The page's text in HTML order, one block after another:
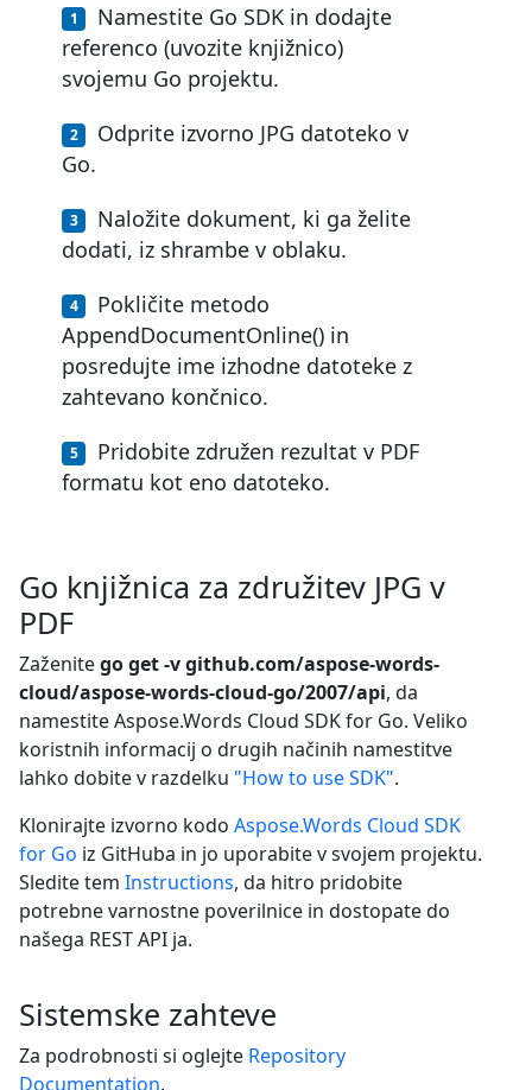
Namestite Go SDK in dodajte
referenco (uvozite knjižnico)
svojemu Go projektu.
Odprite izvorno JPG datoteko v
Go.
Naložite dokument, ki ga želite
dodati, iz shrambe v oblaku.
Pokličite metodo
AppendDocumentOnline() in
posredujte ime izhodne datoteke z
zahtevano končnico.
Pridobite združen rezultat v PDF
formatu kot eno datoteko.
Go knjižnica za združitev JPG v
PDF
Zaženitego get -v github.com/aspose-words-
cloud/aspose-words-cloud-go/2007/api, da
namestite Aspose.Words Cloud SDK for Go. Veliko
koristnih informacij o drugih načinih namestitve
lahko dobite v razdelku "How to use SDK".
Klonirajte izvorno kodo Aspose.Words Cloud SDK
for Go iz GitHuba in jo uporabite v svojem projektu.
Sledite tem Instructions, da hitro pridobite
potrebne varnostne poverilnice in dostopate do
našega REST API ja.
Sistemske zahteve
Za podrobnosti si oglejte Repository
Documentation.